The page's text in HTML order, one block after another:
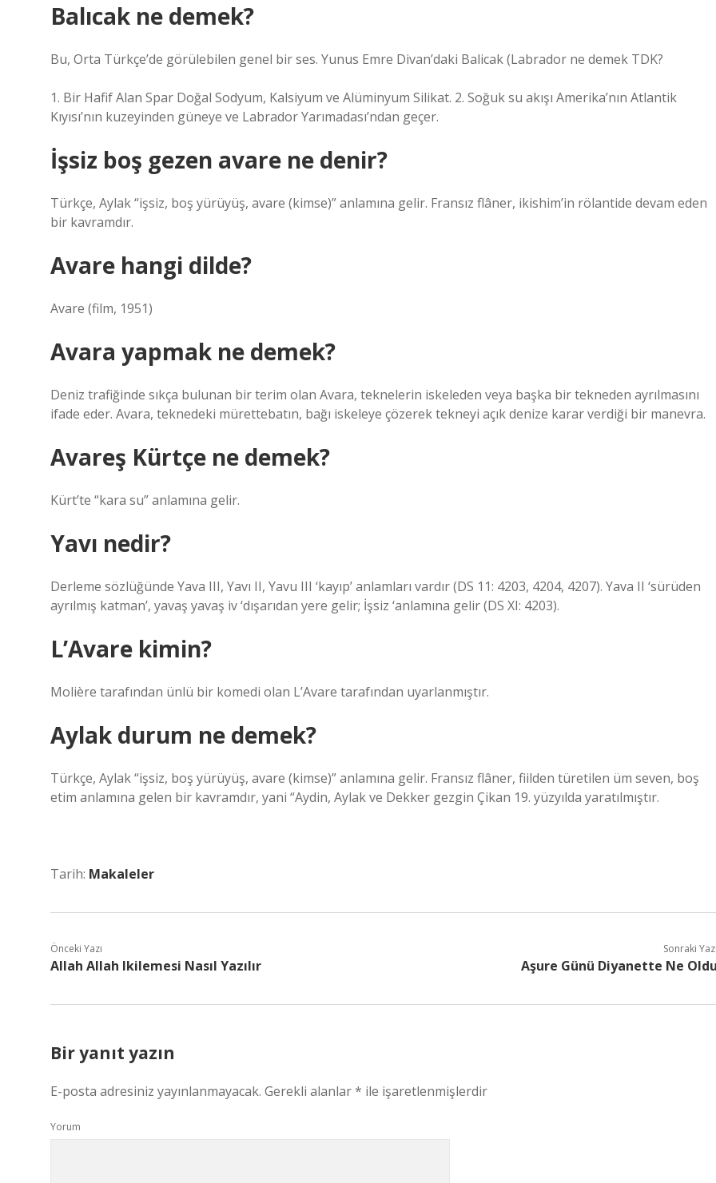
Balıcak ne demek?
Bu, Orta Türkçe’de görülebilen genel bir ses. Yunus Emre Divan’daki Balicak (Labrador ne demek TDK?
1. Bir Hafif Alan Spar Doğal Sodyum, Kalsiyum ve Alüminyum Silikat. 2. Soğuk su akışı Amerika’nın Atlantik
Kıyısı’nın kuzeyinden güneye ve Labrador Yarımadası’ndan geçer.
İşsiz boş gezen avare ne denir?
Türkçe, Aylak “işsiz, boş yürüyüş, avare (kimse)” anlamına gelir. Fransız flâner, ikishim’in rölantide devam eden
bir kavramdır.
Avare hangi dilde?
Avare (film, 1951)
Avara yapmak ne demek?
Deniz trafiğinde sıkça bulunan bir terim olan Avara, teknelerin iskeleden veya başka bir tekneden ayrılmasını
ifade eder. Avara, teknedeki mürettebatın, bağı iskeleye çözerek tekneyi açık denize karar verdiği bir manevra.
Avareş Kürtçe ne demek?
Kürt’te “kara su” anlamına gelir.
Yavı nedir?
Derleme sözlüğünde Yava III, Yavı II, Yavu III ‘kayıp’ anlamları vardır (DS 11: 4203, 4204, 4207). Yava II ‘sürüden
ayrılmış katman’, yavaş yavaş iv ‘dışarıdan yere gelir; İşsiz ‘anlamına gelir (DS XI: 4203).
L’Avare kimin?
Molière tarafından ünlü bir komedi olan L’Avare tarafından uyarlanmıştır.
Aylak durum ne demek?
Türkçe, Aylak “işsiz, boş yürüyüş, avare (kimse)” anlamına gelir. Fransız flâner, fiilden türetilen üm seven, boş
etim anlamına gelen bir kavramdır, yani “Aydin, Aylak ve Dekker gezgin Çikan 19. yüzyılda yaratılmıştır.
Tarih: Makaleler
Önceki Yazı
Allah Allah Ikilemesi Nasıl Yazılır
Sonraki
Aşure Günü Diyanette Ne
Bir yanıt yazın
E-posta adresiniz yayınlanmayacak. Gerekli alanlar* ile işaretlenmişlerdir
Yorum